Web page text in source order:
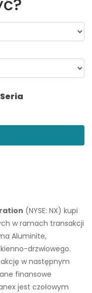
Seria
(NYSE: NX) kupi
w ramach transakcji
Aluminite,
drzwiowego.
w następnym
finansowe
jest czołowym